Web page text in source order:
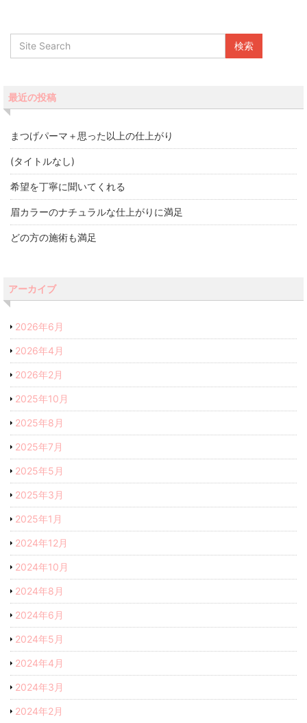
最近の投稿
まつげパーマ＋思った以上の仕上がり
(タイトルなし)
希望を丁寧に聞いてくれる
眉カラーのナチュラルな仕上がりに満足
どの方の施術も満足
アーカイブ
2026年6月
2026年4月
2026年2月
2025年10月
2025年8月
2025年7月
2025年5月
2025年3月
2025年1月
2024年12月
2024年10月
2024年8月
2024年6月
2024年5月
2024年4月
2024年3月
2024年2月